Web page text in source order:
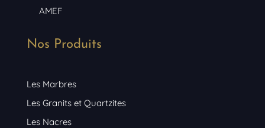
AMEF
Nos Produits
Les Marbres
Les Granits et Quartzites
Les Nacres